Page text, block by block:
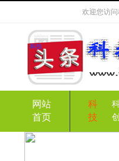
欢迎您访问
网站
首页
科
技